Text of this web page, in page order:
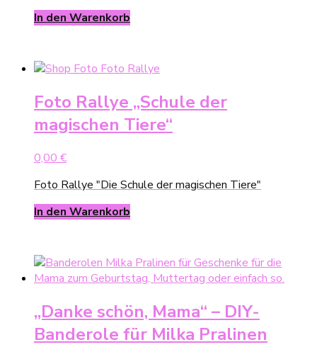
In den Warenkorb
Foto Rallye „Schule der
magischen Tiere“
0,00 €
Foto Rallye "Die Schule der magischen Tiere"
In den Warenkorb
„Danke schön, Mama“ – DIY-
Banderole für Milka Pralinen